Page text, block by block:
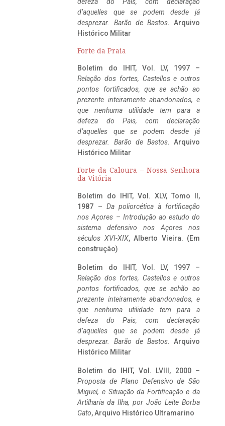
d’aquelles que se podem desde já
desprezar. Barão de Bastos. Arquivo
Histórico Militar
Forte da Praia
Boletim do IHIT, Vol. LV, 1997 –
Relação dos fortes, Castellos e outros
pontos fortificados, que se achão ao
prezente inteiramente abandonados, e
que nenhuma utilidade tem para a
defeza do Pais, com declaração
d’aquelles que se podem desde já
desprezar. Barão de Bastos. Arquivo
Histórico Militar
Forte da Caloura – Nossa Senhora
da Vitória
Boletim do IHIT, Vol. XLV, Tomo II,
1987 – Da poliorcética à fortificação
nos Açores – Introdução ao estudo do
sistema defensivo nos Açores nos
séculos XVI-XIX, Alberto Vieira. (Em
construção)
Boletim do IHIT, Vol. LV, 1997 –
Relação dos fortes, Castellos e outros
pontos fortificados, que se achão ao
prezente inteiramente abandonados, e
que nenhuma utilidade tem para a
defeza do Pais, com declaração
d’aquelles que se podem desde já
desprezar. Barão de Bastos. Arquivo
Histórico Militar
Boletim do IHIT, Vol. LVIII, 2000 –
Proposta de Plano Defensivo de São
Miguel, e Situação da Fortificação e da
Artilharia da Ilha, por João Leite Borba
Gato, Arquivo Histórico Ultramarino